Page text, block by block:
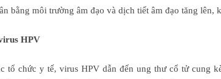
bằng môi trường âm đạo và dịch tiết âm đạo tăng
HPV
tổ chức y tế, virus HPV dẫn đến ung thư cổ tử cung